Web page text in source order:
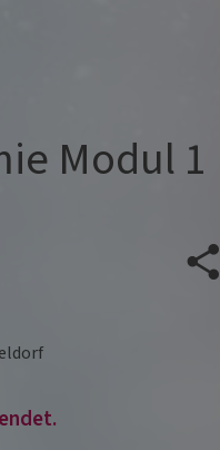
Modul 1